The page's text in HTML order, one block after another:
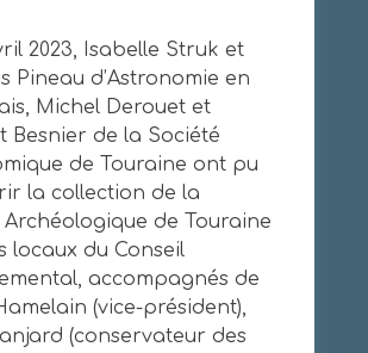
2023, Isabelle Struk et
Pineau d’Astronomie en
Michel Derouet et
Besnier de la Société
de Touraine ont pu
la collection de la
Archéologique de Touraine
locaux du Conseil
accompagnés de
(vice-président),
(conservateur des